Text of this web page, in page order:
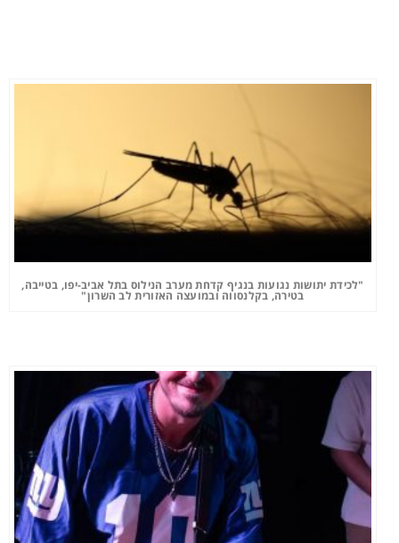
"לכידת יתושות נגועות בנגיף קדחת מערב הנילוס בתל אביב-יפו, בטייבה,
בטירה, בקלנסווה ובמועצה האזורית לב השרון"